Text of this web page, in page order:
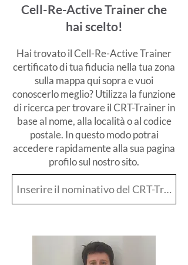
Cell-Re-Active Trainer che
hai scelto!
Hai trovato il Cell-Re-Active Trainer
certificato di tua fiducia nella tua zona
sulla mappa qui sopra e vuoi
conoscerlo meglio? Utilizza la funzione
di ricerca per trovare il CRT-Trainer in
base al nome, alla località o al codice
postale. In questo modo potrai
accedere rapidamente alla sua pagina
profilo sul nostro sito.